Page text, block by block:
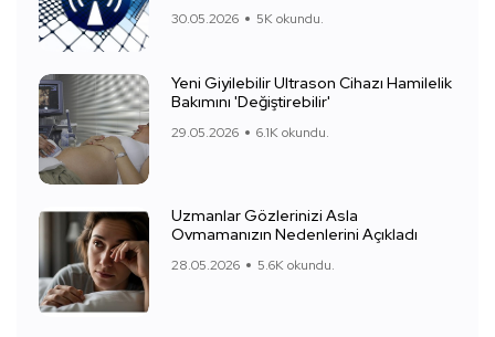
30.05.2026 5K okundu.
Yeni Giyilebilir Ultrason Cihazı Hamilelik
Bakımını 'Değiştirebilir'
29.05.2026 6.1K okundu.
Uzmanlar Gözlerinizi Asla
Ovmamanızın Nedenlerini Açıkladı
28.05.2026 5.6K okundu.